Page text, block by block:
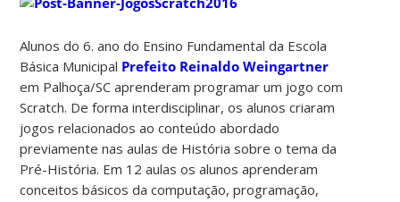
Alunos do 6. ano do Ensino Fundamental da Escola
Básica Municipal Prefeito Reinaldo Weingartner
em Palhoça/SC aprenderam programar um jogo com
Scratch. De forma interdisciplinar, os alunos criaram
jogos relacionados ao conteúdo abordado
previamente nas aulas de História sobre o tema da
Pré-História. Em 12 aulas os alunos aprenderam
conceitos básicos da computação, programação,